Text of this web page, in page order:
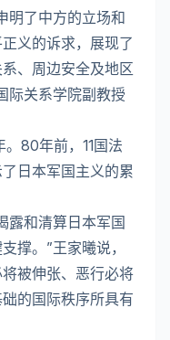
明了中方的立场和
义的诉求，展现了
、周边安全及地区
际关系学院副教授
80年前，11国法
日本军国主义的累
和清算日本军国
撑。”王家曦说，
被伸张、恶行必将
的国际秩序所具有